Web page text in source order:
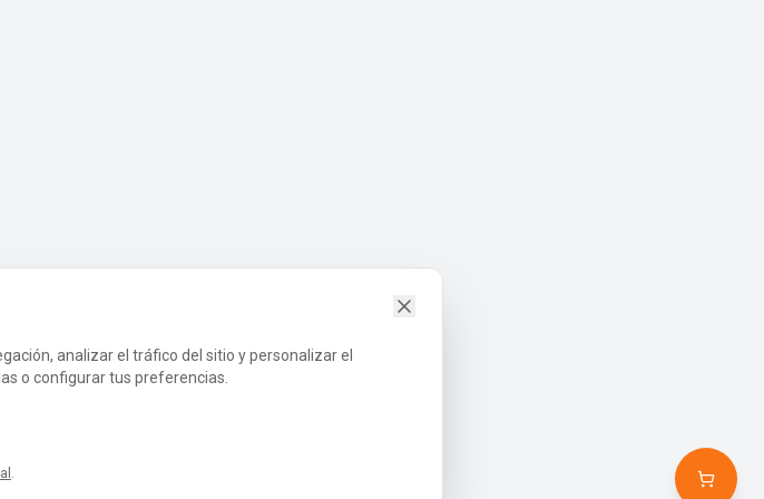
analizar el tráfico del sitio y personalizar el
o configurar tus preferencias.
.